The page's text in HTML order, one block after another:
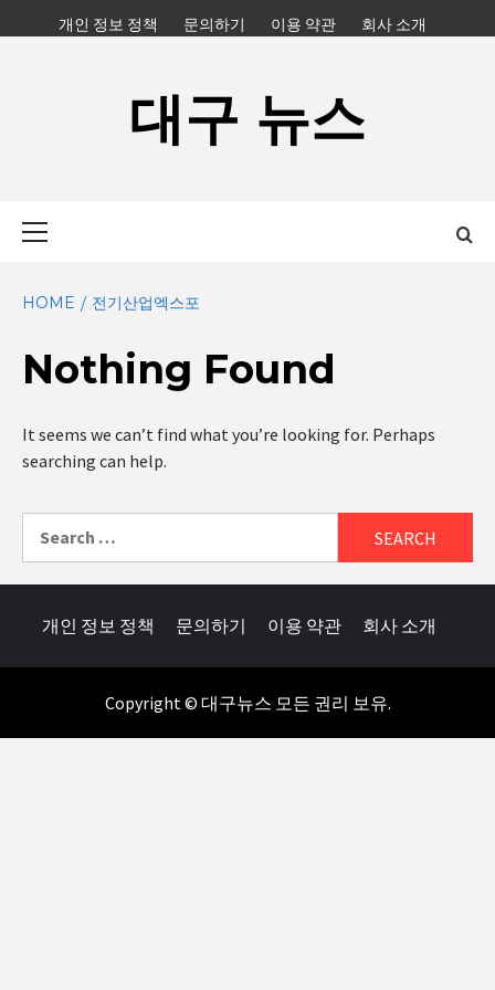
to
개인 정보 정책 문의하기 이용 약관 회사 소개
대구 뉴스
HOME 전기산업엑스포
Nothing Found
It seems we can’t find what you’re looking for. Perhaps
searching can help.
개인 정보 정책 문의하기 이용 약관 회사 소개
Copyright © 대구뉴스 모든 권리 보유.